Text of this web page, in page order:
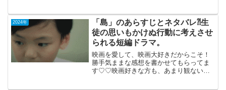
版）1999年10月23日公開（90分）ドイツ
の傑作ロ...
2024年
「島」のあらすじとネタバレ⁈生
徒の思いもかけぬ行動に考えさせ
られる短編ドラマ。
映画を愛して、映画大好きだからこそ！
勝手気ままな感想を書かせてもらってま
す♡♡映画好きな方も、あまり観ない方